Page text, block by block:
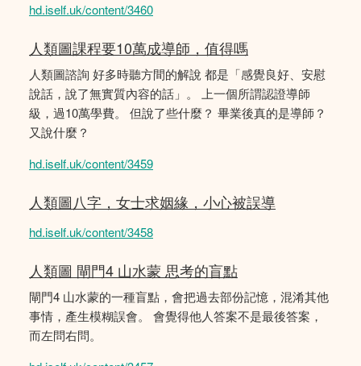
hd.iself.uk/content/3460
人類圖課程要10萬成導師，值得嗎
人類圖諮詢 好多時聽方間的解說 都是「感覺良好、安慰
說話，說了無實質內容的話」。 上一個所謂認證導師
級，過10萬學費。 但說了些什麼？ 畢業後真的是導師？
又說什麼？
hd.iself.uk/content/3459
人類圖八字，女士求姻緣，小心被誤導
hd.iself.uk/content/3458
人類圖 閘門4 山水蒙 思考的盲點
閘門4 山水蒙的一種盲點，會把過去部份記憶，混淆其他
事情，產生模糊誤會。 會覺得他人答案不是最後答案，
而左問右問。